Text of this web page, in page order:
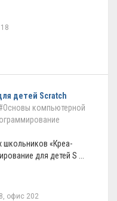
детей Scratch
компьютерной
школьников «Креа­
для детей S ...
офис 202